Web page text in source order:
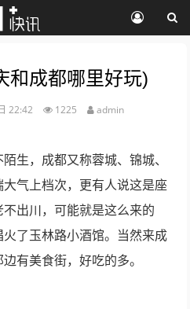
和成都哪里好玩)
22:42 1225 admin
生，成都又称蓉城、锦城、
气上档次，更有人说这是座
出川，可能就是这么来的
了玉林路小酒馆。当然来成
有美食街，好吃的多。